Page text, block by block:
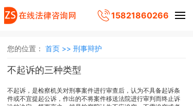
15821860266
您的位置： 首页 >> 刑事辩护
不起诉的三种类型
不起诉，是检察机关对刑事案件进行审查后，认为不具备起诉条
件或不宜提起公诉，作出的不将案件移送法院进行审判而终止诉